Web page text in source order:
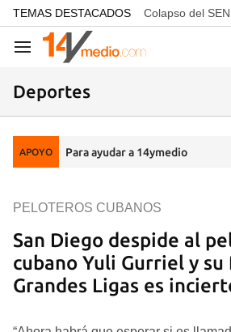
common.go-to-content
TEMAS DESTACADOS Colapso del SEN
Navegación
Deportes
APOYO Para ayudar a 14ymedio
San Diego despide al
cubano Yuli Gurriel y
Grandes Ligas es
PELOTEROS CUBANOS